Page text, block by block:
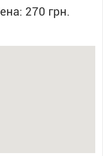
270 грн.